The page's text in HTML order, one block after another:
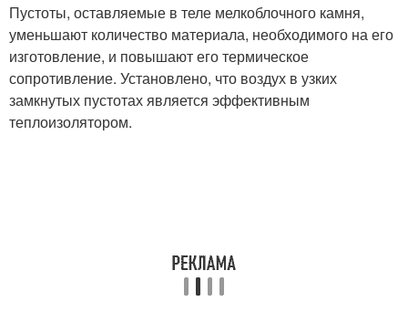
Пустоты, оставляемые в теле мелкоблочного камня,
уменьшают количество материала, необходимого на его
изготовление, и повышают его термическое
сопротивление. Установлено, что воздух в узких
замкнутых пустотах является эффективным
теплоизолятором.